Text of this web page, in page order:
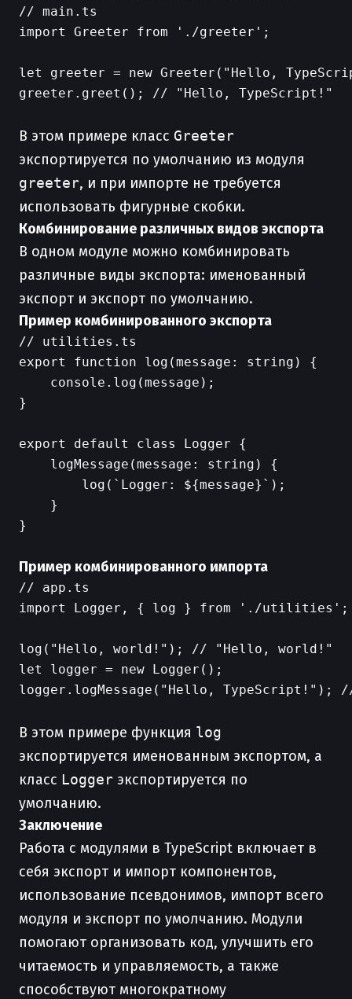
// main.ts
import Greeter from './greeter';
let greeter = new Greeter("Hello,
greeter.greet(); // "Hello, TypeScript!"
В этом примере класс Greeter
экспортируется по умолчанию из модуля
greeter, и при импорте не требуется
использовать фигурные скобки.
Комбинирование различных видов экспорта
В одном модуле можно комбинировать
различные виды экспорта: именованный
экспорт и экспорт по умолчанию.
Пример комбинированного экспорта
// utilities.ts
export function log(message: string) {
    console.log(message);
}
export default class Logger {
    logMessage(message: string) {
        log(`Logger: ${message}`);
    }
}
Пример комбинированного импорта
// app.ts
import Logger, { log } from './utilities';
log("Hello, world!"); // "Hello, world!"
let logger = new Logger();
logger.logMessage("Hello, TypeScript!");
В этом примере функция log
экспортируется именованным экспортом, а
класс Logger экспортируется по
умолчанию.
Заключение
Работа с модулями в TypeScript включает в
себя экспорт и импорт компонентов,
использование псевдонимов, импорт всего
модуля и экспорт по умолчанию. Модули
помогают организовать код, улучшить его
читаемость и управляемость, а также
способствуют многократному